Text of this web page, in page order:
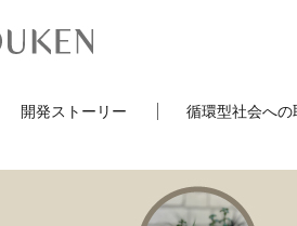
開発ストーリー 循環型社会への